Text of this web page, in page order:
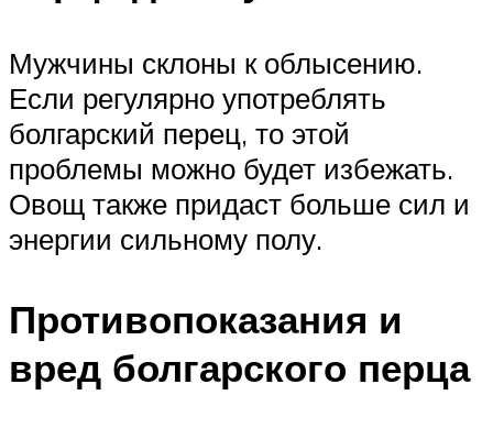
Мужчины склоны к облысению.
Если регулярно употреблять
болгарский перец, то этой
проблемы можно будет избежать.
Овощ также придаст больше сил и
энергии сильному полу.
Противопоказания и
вред болгарского перца